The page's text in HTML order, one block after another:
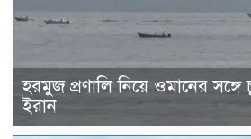
হরমুজ প্রণালি নিয়ে ওমানের সঙ্গে
ইরান